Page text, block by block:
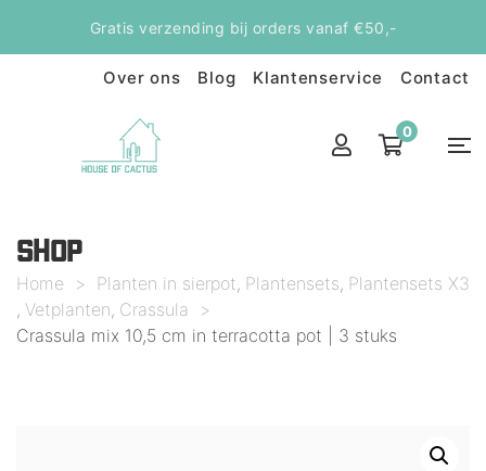
Gratis verzending bij orders vanaf €50,-
Over ons Blog Klantenservice Contact
0
SHOP
Home > Planten in sierpot, Plantensets, Plantensets X3
, Vetplanten, Crassula
>
Crassula mix 10,5 cm in terracotta pot | 3 stuks